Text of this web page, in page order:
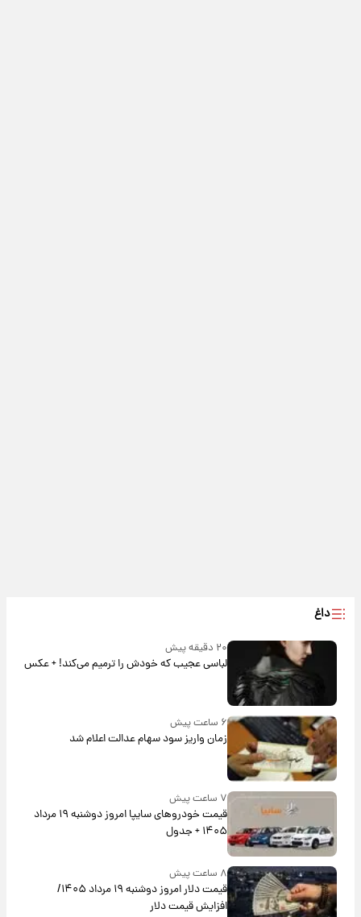
داغ
۲۰ دقیقه پیش
لباسی عجیب که خودش را ترمیم می‌کند! + عکس
۶ ساعت پیش
زمان واریز سود سهام عدالت اعلام شد
قیمت خودروهای سایپا امروز دوشنبه ۱۹ مرداد
۱۴۰۵ + جدول
۸ ساعت پیش
قیمت دلار امروز دوشنبه ۱۹ مرداد ۱۴۰۵/
افزایش قیمت دلار